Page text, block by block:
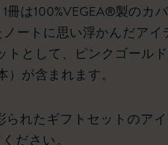
は100%VEGEA®製のカ
ートに思い浮かんだア
として、ピンクゴール
）が含まれます。
れたギフトセットのア
ださい。